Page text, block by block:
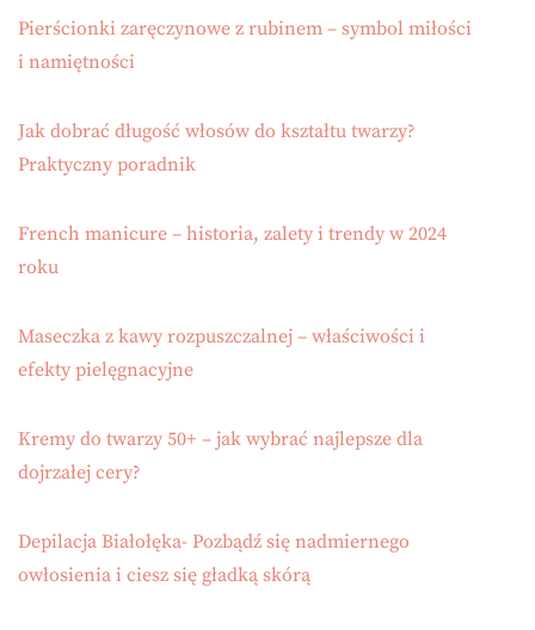
Pierścionki zaręczynowe z rubinem – symbol miłości
i namiętności
Jak dobrać długość włosów do kształtu twarzy?
Praktyczny poradnik
French manicure – historia, zalety i trendy w 2024
roku
Maseczka z kawy rozpuszczalnej – właściwości i
efekty pielęgnacyjne
Kremy do twarzy 50+ – jak wybrać najlepsze dla
dojrzałej cery?
Depilacja Białołęka- Pozbądź się nadmiernego
owłosienia i ciesz się gładką skórą